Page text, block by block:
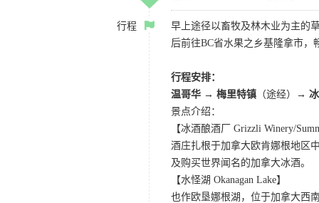
行程
早上途径以畜牧及林木业为主的
后前往BC省水果之乡基隆拿市，
行程安排：
温哥华 → 梅里特镇 （途经）
→ 冰
景点介绍：
【冰酒酿酒厂 Grizzli Winery/
酒庄扎根于加拿大欧肯娜根地区
及购买世界闻名的加拿大冰酒。
【水怪湖 Okanagan Lake】
也作欧垦娜根湖，位于加拿大西